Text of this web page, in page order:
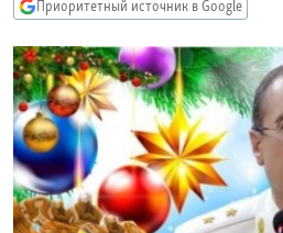
навигации
Вернутся
поиску
IDEL.РЕАЛИИ
КАВКАЗ.РЕАЛИИ
СЕВЕР.РЕАЛИИ
СИБИРЬ.РЕАЛИИ
РАСПИСАНИЕ ВЕЩАНИЯ
ПОДПИШИТЕСЬ НА РАССЫЛКУ
Приоритетный источник в Google